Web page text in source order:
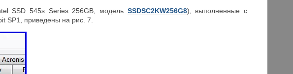
SSD 545s Series 256GB, модель SSDSC2KW256G8), выполненные с
SP1, приведены на рис. 7.